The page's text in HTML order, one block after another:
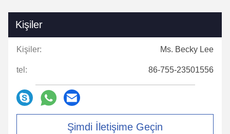
Kişiler
Kişiler: Ms. Becky Lee
tel: 86-755-23501556
Şimdi İletişime Geçin